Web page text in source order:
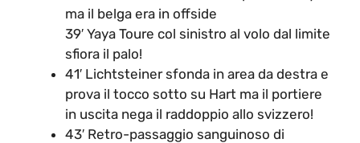
ma il belga era in offside
39′ Yaya Toure col sinistro al volo dal limite
sfiora il palo!
41′ Lichtsteiner sfonda in area da destra e
prova il tocco sotto su Hart ma il portiere
in uscita nega il raddoppio allo svizzero!
43′ Retro-passaggio sanguinoso di